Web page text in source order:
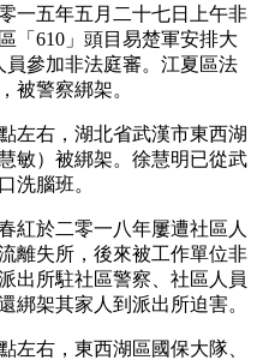
一五年五月二十七日上午非
「610」頭目易楚軍安排大
員參加非法庭審。江夏區法
被警察綁架。
左右，湖北省武漢市東西湖
敏）被綁架。徐慧明已從武
洗腦班。
紅於二零一八年屢遭社區人
離失所，後來被工作單位非
出所駐社區警察、社區人員
綁架其家人到派出所迫害。
右，東西湖區國保大隊、